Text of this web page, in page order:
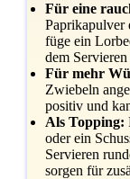
Für eine
Paprikapulver
füge ein
dem
Für mehr
Zwiebeln
positiv und
Als Topping:
oder ein
Servieren
sorgen für